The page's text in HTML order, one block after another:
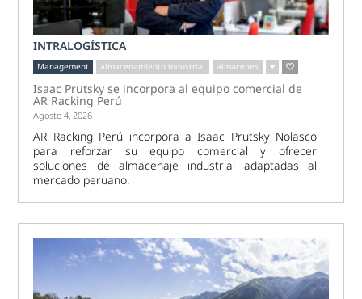
INTRALOGÍSTICA
Management almacenamiento industrial almacenes
Isaac Prutsky se incorpora al equipo comercial de
AR Racking Perú
Agosto 4, 2026
AR Racking Perú incorpora a Isaac Prutsky Nolasco
para reforzar su equipo comercial y ofrecer
soluciones de almacenaje industrial adaptadas al
mercado peruano.